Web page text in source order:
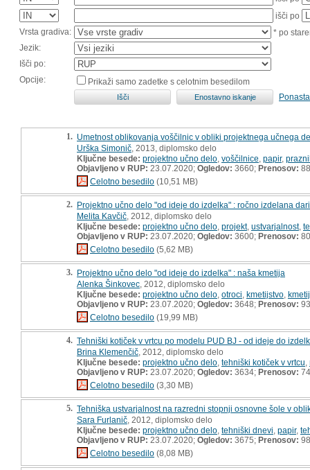
išči po
Vrsta gradiva:
* po
Jezik:
Išči po:
Opcije:
Prikaži samo zadetke s celotnim besedilom
1. Umetnost oblikovanja voščilnic v obliki projektnega učnega
Urška Simonič , 2013, diplomsko delo
Ključne besede: projektno učno delo voščilnice papir,
Objavljeno v RUP: 23.07.2020; Ogledov: 3660; Prenosov: 88
Celotno besedilo (10,51 MB)
2. Projektno učno delo "od ideje do izdelka" : ročno izdelana
Melita Kavčič , 2012, diplomsko delo
Ključne besede: projektno učno delo projekt, ustvarjalnost,
Objavljeno v RUP: 23.07.2020; Ogledov: 3600; Prenosov: 80
Celotno besedilo (5,62 MB)
3. Projektno učno delo "od ideje do izdelka" : naša kmetija
Alenka Šinkovec , 2012, diplomsko delo
Ključne besede: projektno učno delo otroci kmetijstvo
Objavljeno v RUP: 23.07.2020; Ogledov: 3648; Prenosov: 93
Celotno besedilo (19,99 MB)
4. Tehniški kotiček v vrtcu po modelu PUD BJ - od ideje do
Brina Klemenčič , 2012, diplomsko delo
Ključne besede: projektno učno delo tehniški kotiček v vrtcu
Objavljeno v RUP: 23.07.2020; Ogledov: 3634; Prenosov: 74
Celotno besedilo (3,30 MB)
5. Tehniška ustvarjalnost na razredni stopnji osnovne šole v
Sara Furlanič , 2012, diplomsko delo
Ključne besede: projektno učno delo tehniški dnevi papir,
Objavljeno v RUP: 23.07.2020; Ogledov: 3675; Prenosov: 98
Celotno besedilo (8,08 MB)